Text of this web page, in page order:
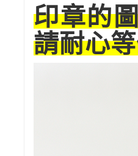
印章的
請耐心